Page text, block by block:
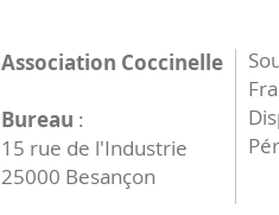
Association Coccinelle
Bureau :
15 rue de l'Industrie
25000 Besançon